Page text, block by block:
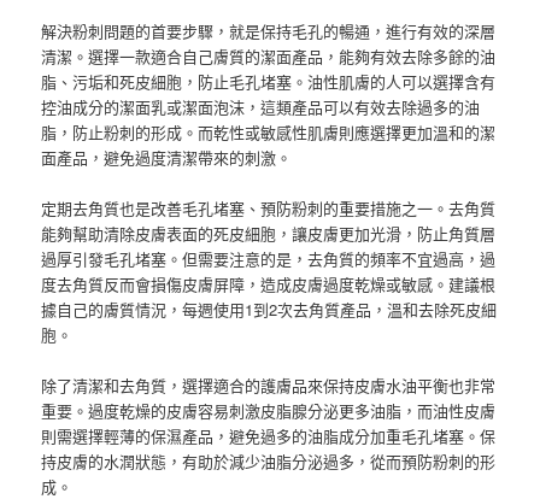
解決粉刺問題的首要步驟，就是保持毛孔的暢通，進行有效的深層
清潔。選擇一款適合自己膚質的潔面產品，能夠有效去除多餘的油
脂、污垢和死皮細胞，防止毛孔堵塞。油性肌膚的人可以選擇含有
控油成分的潔面乳或潔面泡沫，這類產品可以有效去除過多的油
脂，防止粉刺的形成。而乾性或敏感性肌膚則應選擇更加溫和的潔
面產品，避免過度清潔帶來的刺激。
定期去角質也是改善毛孔堵塞、預防粉刺的重要措施之一。去角質
能夠幫助清除皮膚表面的死皮細胞，讓皮膚更加光滑，防止角質層
過厚引發毛孔堵塞。但需要注意的是，去角質的頻率不宜過高，過
度去角質反而會損傷皮膚屏障，造成皮膚過度乾燥或敏感。建議根
據自己的膚質情況，每週使用1到2次去角質產品，溫和去除死皮細
胞。
除了清潔和去角質，選擇適合的護膚品來保持皮膚水油平衡也非常
重要。過度乾燥的皮膚容易刺激皮脂腺分泌更多油脂，而油性皮膚
則需選擇輕薄的保濕產品，避免過多的油脂成分加重毛孔堵塞。保
持皮膚的水潤狀態，有助於減少油脂分泌過多，從而預防粉刺的形
成。